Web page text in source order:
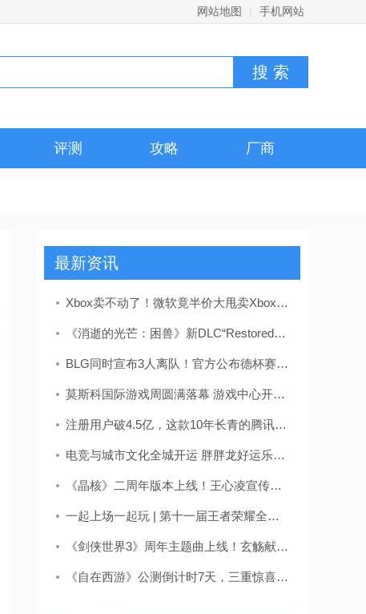
网站地图 | 手机网站
评测 攻略 厂商
最新资讯
Xbox卖不动了！微软竟半价大甩卖Xbox Series X|S
《消逝的光芒：困兽》新DLC“Restored Land”3月26日上线
BLG同时宣布3人离队！官方公布德杯赛制：决胜局无BP盲选英雄
莫斯科国际游戏周圆满落幕 游戏中心开幕吸引超15万人次
注册用户破4.5亿，这款10年长青的腾讯FPS手游还在步步为“赢”
电竞与城市文化全城开运 胖胖龙好运乐园燃动成都
《晶核》二周年版本上线！王心凌宣传片引爆热情，号召玩家上晶核即刻“打打打”
一起上场一起玩 | 第十一届王者荣耀全国大赛海选赛武昌区京东MALL手游馆站将于3月15日开赛
《剑侠世界3》周年主题曲上线！玄觞献唱仗剑逍遥
《自在西游》公测倒计时7天，三重惊喜福利大盘点！